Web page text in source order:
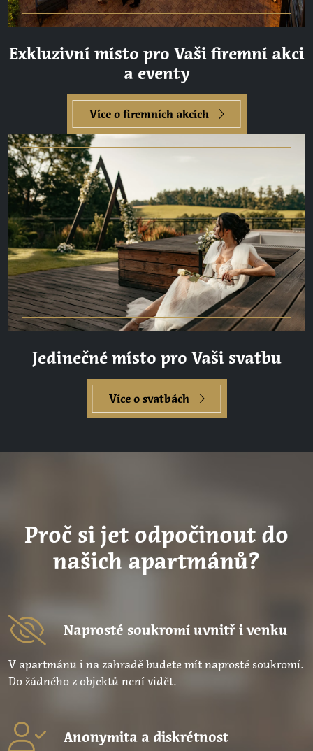
Exkluzivní místo pro Vaši firemní akci
a eventy
Více o firemních akcích
Jedinečné místo pro Vaši svatbu
Více o svatbách
Proč si jet odpočinout do
našich apartmánů?
Naprosté soukromí uvnitř i venku
V apartmánu i na zahradě budete mít naprosté soukromí.
Do žádného z objektů není vidět.
Anonymita a diskrétnost